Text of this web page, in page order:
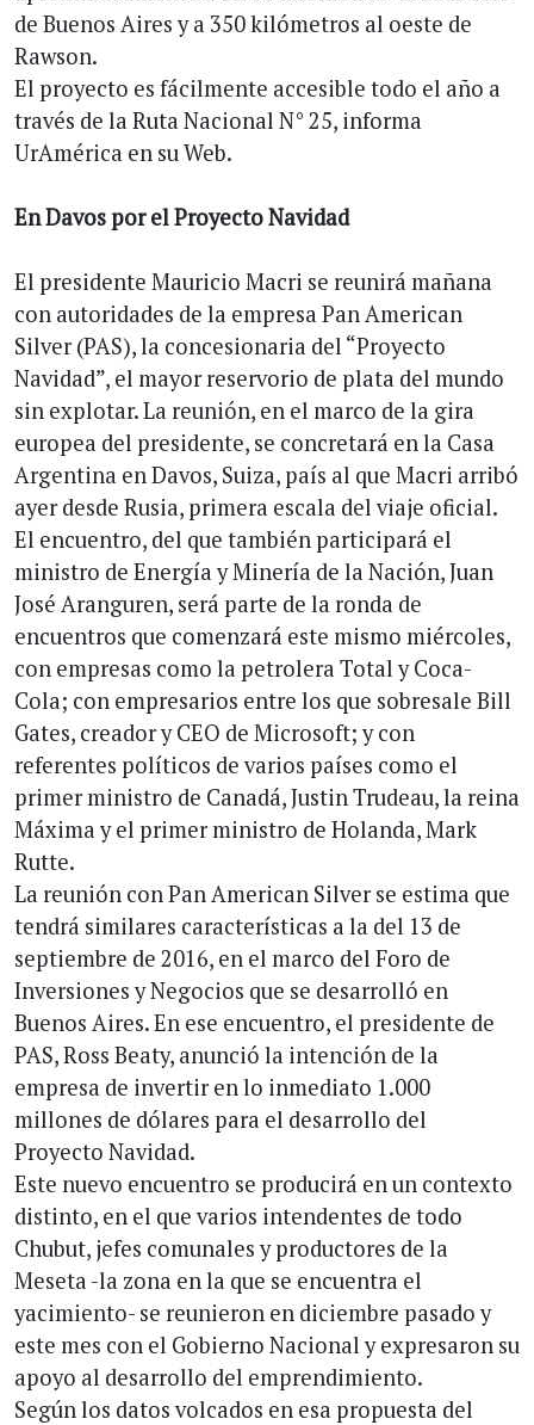
de Buenos Aires y a 350 kilómetros al oeste de
Rawson.
El proyecto es fácilmente accesible todo el año a
través de la Ruta Nacional N° 25, informa
UrAmérica en su Web.
En Davos por el Proyecto Navidad
El presidente Mauricio Macri se reunirá mañana
con autoridades de la empresa Pan American
Silver (PAS), la concesionaria del “Proyecto
Navidad”, el mayor reservorio de plata del mundo
sin explotar. La reunión, en el marco de la gira
europea del presidente, se concretará en la Casa
Argentina en Davos, Suiza, país al que Macri arribó
ayer desde Rusia, primera escala del viaje oficial.
El encuentro, del que también participará el
ministro de Energía y Minería de la Nación, Juan
José Aranguren, será parte de la ronda de
encuentros que comenzará este mismo miércoles,
con empresas como la petrolera Total y Coca-
Cola; con empresarios entre los que sobresale Bill
Gates, creador y CEO de Microsoft; y con
referentes políticos de varios países como el
primer ministro de Canadá, Justin Trudeau, la reina
Máxima y el primer ministro de Holanda, Mark
Rutte.
La reunión con Pan American Silver se estima que
tendrá similares características a la del 13 de
septiembre de 2016, en el marco del Foro de
Inversiones y Negocios que se desarrolló en
Buenos Aires. En ese encuentro, el presidente de
PAS, Ross Beaty, anunció la intención de la
empresa de invertir en lo inmediato 1.000
millones de dólares para el desarrollo del
Proyecto Navidad.
Este nuevo encuentro se producirá en un contexto
distinto, en el que varios intendentes de todo
Chubut, jefes comunales y productores de la
Meseta -la zona en la que se encuentra el
yacimiento- se reunieron en diciembre pasado y
este mes con el Gobierno Nacional y expresaron su
apoyo al desarrollo del emprendimiento.
Según los datos volcados en esa propuesta del